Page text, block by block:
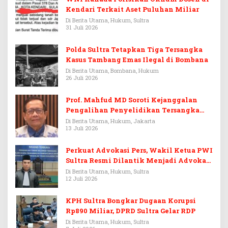
Kendari Terkait Aset Puluhan Miliar
Di Berita Utama, Hukum, Sultra
31 Juli 2026
Polda Sultra Tetapkan Tiga Tersangka
Kasus Tambang Emas Ilegal di Bombana
Di Berita Utama, Bombana, Hukum
26 Juli 2026
Prof. Mahfud MD Soroti Kejanggalan
Pengalihan Penyelidikan Tersangka
Febrie Adriansyah
Di Berita Utama, Hukum, Jakarta
13 Juli 2026
Perkuat Advokasi Pers, Wakil Ketua PWI
Sultra Resmi Dilantik Menjadi Advokat
PERADI
Di Berita Utama, Hukum, Sultra
12 Juli 2026
KPH Sultra Bongkar Dugaan Korupsi
Rp890 Miliar, DPRD Sultra Gelar RDP
Di Berita Utama, Hukum, Sultra